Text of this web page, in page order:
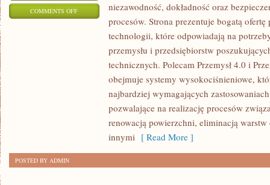
COMMENTS OFFON
CIEKAWOSTKI
niezawodność, dokładność oraz
procesów. Strona prezentuje bogatą ofertę
technologii, które odpowiadają na
przemysłu i przedsiębiorstw
technicznych. Polecam Przemysł 4.0 i
obejmuje systemy wysokociśnieniowe,
najbardziej wymagających
pozwalające na realizację procesów
renowacją powierzchni, eliminacją
innymi [ Read More ]
POSTED BY ADMIN